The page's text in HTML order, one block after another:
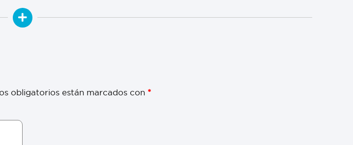
obligatorios están marcados con *